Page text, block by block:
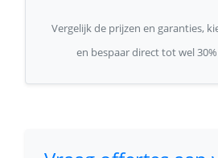
Vergelijk de prijzen en garanties,
en bespaar direct tot wel